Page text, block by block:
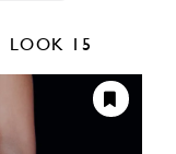
LOOK 15